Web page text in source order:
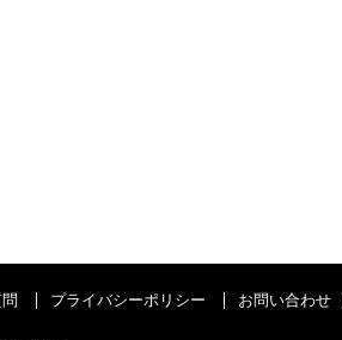
プライバシーポリシー お問い合わせ